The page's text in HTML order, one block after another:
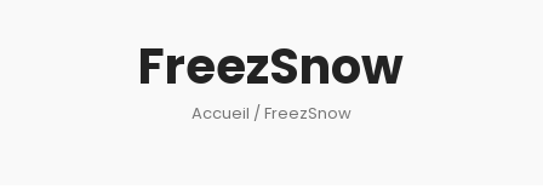
FreezSnow
Accueil / FreezSnow